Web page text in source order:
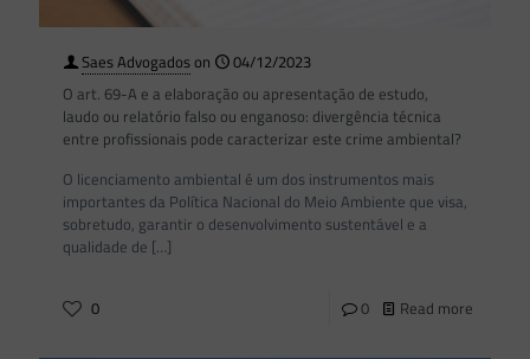
Saes Advogadoson
04/12/2023
O art. 69-A e a elaboração ou apresentação de estudo,
laudo ou relatório falso ou enganoso: divergência técnica
entre profissionais pode caracterizar este crime ambiental?
O licenciamento ambiental é um dos instrumentos mais
importantes da Política Nacional do Meio Ambiente que visa,
sobretudo, garantir o desenvolvimento sustentável e a
qualidade de […]
0 0 Read more